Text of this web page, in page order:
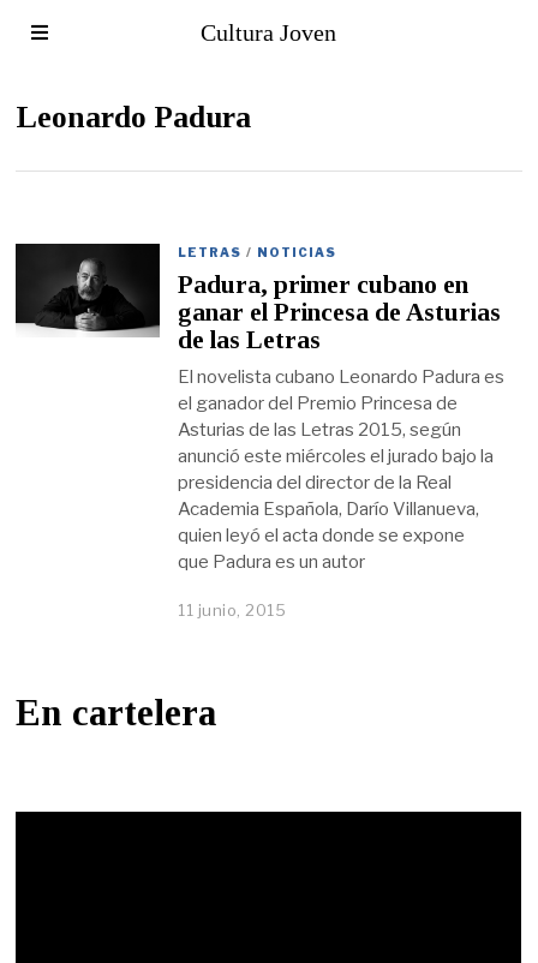
Cultura Joven
Leonardo Padura
LETRAS / NOTICIAS
Padura, primer cubano en
ganar el Princesa de Asturias
de las Letras
El novelista cubano Leonardo Padura es
el ganador del Premio Princesa de
Asturias de las Letras 2015, según
anunció este miércoles el jurado bajo la
presidencia del director de la Real
Academia Española, Darío Villanueva,
quien leyó el acta donde se expone
que Padura es un autor
11 junio, 2015
En cartelera